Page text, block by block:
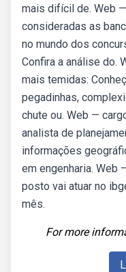
mais difícil de. Web
consideradas as
no mundo dos
Confira a análise do.
mais temidas:
pegadinhas,
chute ou. Web —
analista de
informações
em engenharia. Web
posto vai atuar no
mês.
For more